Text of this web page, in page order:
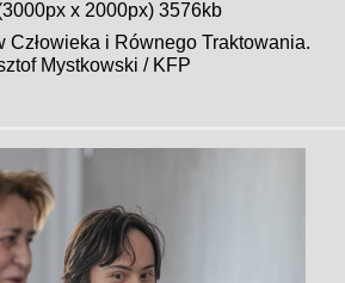
x 2000px) 3576kb
Człowieka i Równego Traktowania.
Mystkowski / KFP